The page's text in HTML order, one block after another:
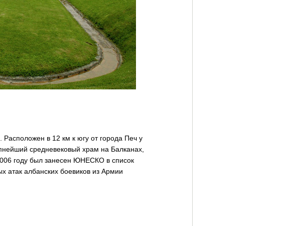
в 12 км к югу от города Печ у
средневековый храм на Балканах,
году был занесен ЮНЕСКО в список
атак албанских боевиков из Армии